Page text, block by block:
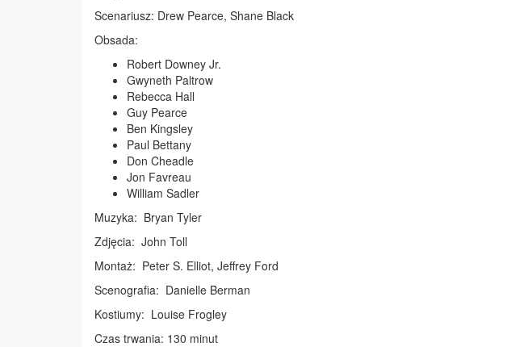
Scenariusz: Drew Pearce, Shane Black
Obsada:
Robert Downey Jr.
Gwyneth Paltrow
Rebecca Hall
Guy Pearce
Ben Kingsley
Paul Bettany
Don Cheadle
Jon Favreau
William Sadler
Muzyka: Bryan Tyler
Zdjęcia: John Toll
Montaż: Peter S. Elliot, Jeffrey Ford
Scenografia: Danielle Berman
Kostiumy: Louise Frogley
Czas trwania: 130 minut